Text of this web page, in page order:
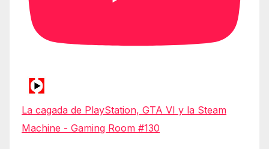
La cagada de PlayStation, GTA VI y la Steam
Machine - Gaming Room #130